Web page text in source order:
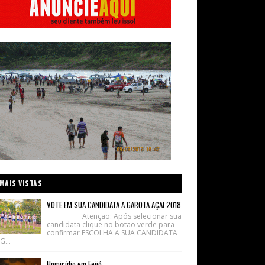
VISTAS
VOTE EM SUA CANDIDATA A GAROTA AÇAI 2018
Atenção: Após selecionar sua
candidata clique no botão verde para
confirmar ESCOLHA A SUA CANDIDATA